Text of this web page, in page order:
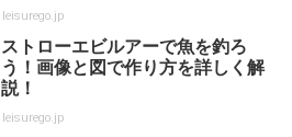
leisurego.jp
ストローエビルアーで魚を釣ろ
う！画像と図で作り方を詳しく解
説！
leisurego.jp